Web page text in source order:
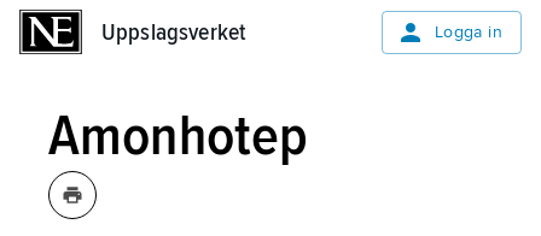
Uppslagsverket Logga in
Amonhotep